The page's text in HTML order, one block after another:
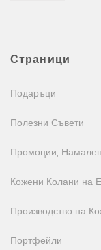
Страници
Подаръци
Полезни Съвети
Промоции,
Кожени Колани на
Производство на
Портфейли